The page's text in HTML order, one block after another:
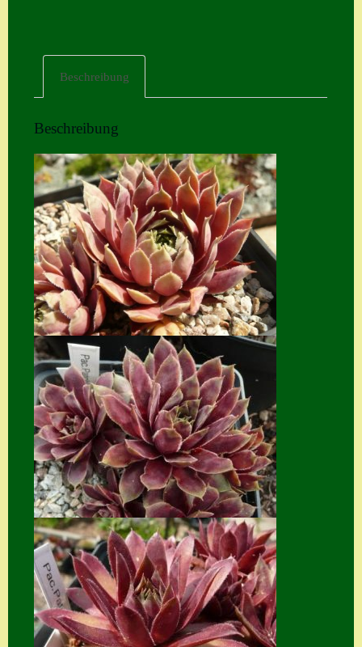
Kasse
Kontakt
Mein Konto
Naturformen
S. x nixonii
Semps die ich
suche
Shop
Suche
Sue Thomas
Translator
Versand
Versand von
Semps
Warenkorb
Warenkorb
Beschreibung
Beschreibung